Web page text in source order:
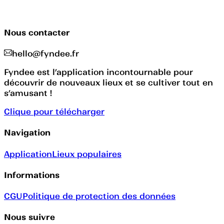
Nous contacter
hello@fyndee.fr
Fyndee est l’application incontournable pour
découvrir de nouveaux lieux et se cultiver tout en
s’amusant !
Clique pour télécharger
Navigation
ApplicationLieux populaires
Informations
CGUPolitique de protection des données
Nous suivre